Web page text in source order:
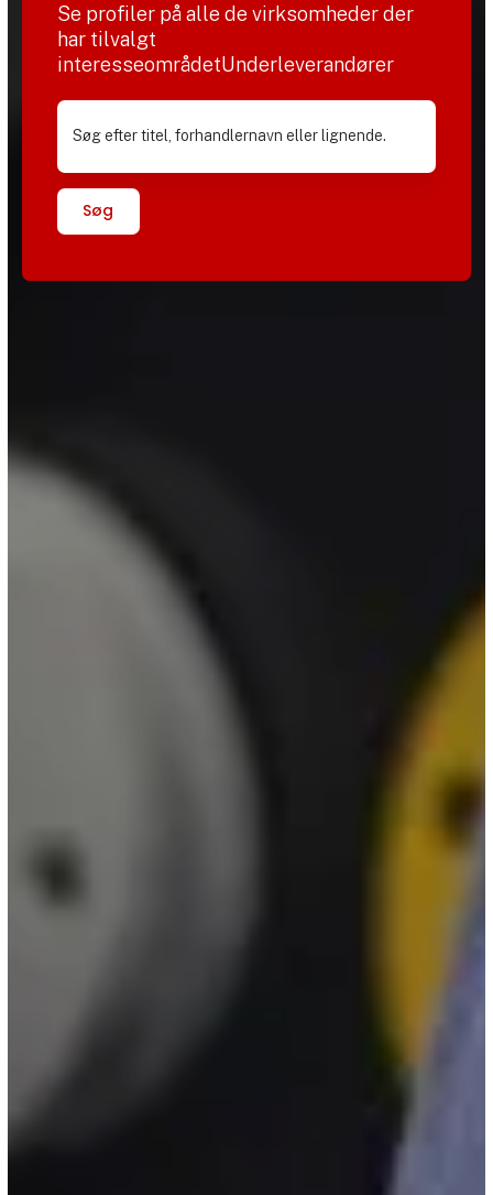
Se profiler på alle de virksomheder der
har tilvalgt
interesseområdetUnderleverandører
Søg efter titel, forhandlernavn eller lignende.
Søg